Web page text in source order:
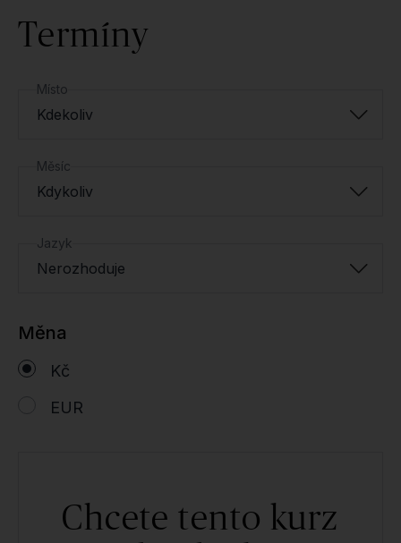
Termíny
Místo
Kdekoliv
Měsíc
Kdykoliv
Jazyk
Nerozhoduje
Měna
Kč
EUR
Chcete tento kurz